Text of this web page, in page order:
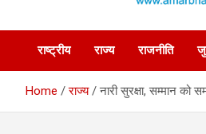
Amar Bharti
Group
राष्ट्रीय राज्य राजनीति
Home राज्य नारी सुरक्षा, सम्मान को